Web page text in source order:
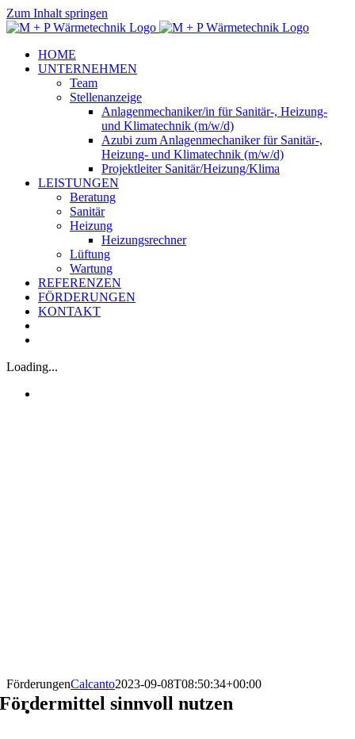
Zum Inhalt springen
HOME
UNTERNEHMEN
Team
Stellenanzeige
Anlagenmechaniker/in für Sanitär-, Heizung-
und Klimatechnik (m/w/d)
Azubi zum Anlagenmechaniker für Sanitär-,
Heizung- und Klimatechnik (m/w/d)
Projektleiter Sanitär/Heizung/Klima
LEISTUNGEN
Beratung
Sanitär
Heizung
Heizungsrechner
Lüftung
Wartung
REFERENZEN
FÖRDERUNGEN
KONTAKT
Loading...
FörderungenCalcanto2023-09-08T08:50:34+00:00
Fördermittel sinnvoll nutzen